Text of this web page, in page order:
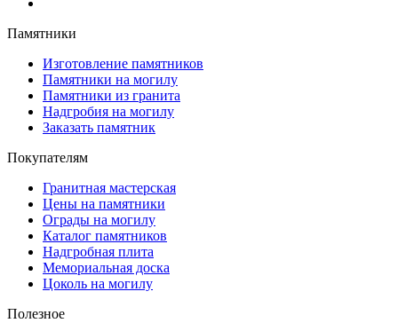
Памятники
Изготовление памятников
Памятники на могилу
Памятники из гранита
Надгробия на могилу
Заказать памятник
Покупателям
Гранитная мастерская
Цены на памятники
Ограды на могилу
Каталог памятников
Надгробная плита
Мемориальная доска
Цоколь на могилу
Полезное